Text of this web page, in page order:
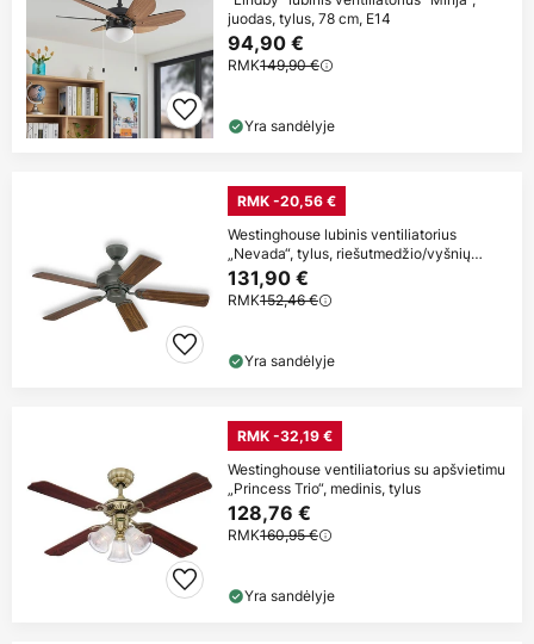
juodas, tylus, 78 cm, E14
94,90 €
RMK149,90 €
Yra sandėlyje
RMK -20,56 €
Westinghouse lubinis ventiliatorius
„Nevada“, tylus, riešutmedžio/vyšnių
spalvos
131,90 €
RMK152,46 €
Yra sandėlyje
RMK -32,19 €
Westinghouse ventiliatorius su apšvietimu
„Princess Trio“, medinis, tylus
128,76 €
RMK160,95 €
Yra sandėlyje